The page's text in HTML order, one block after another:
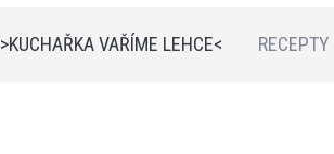
>KUCHAŘKA VAŘÍME LEHCE< RECEPTY